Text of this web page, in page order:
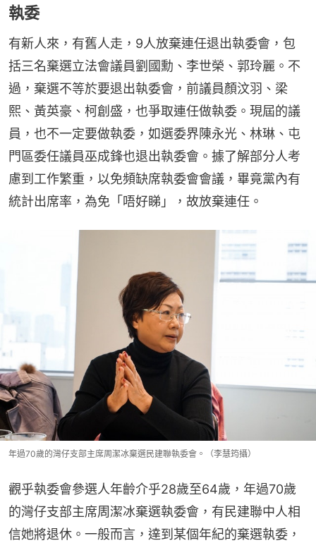
執委
有新人來，有舊人走，9人放棄連任退出執委會，包
括三名棄選立法會議員劉國勳、李世榮、郭玲麗。不
過，棄選不等於要退出執委會，前議員顏汶羽、梁
熙、黃英豪、柯創盛，也爭取連任做執委。現屆的議
員，也不一定要做執委，如選委界陳永光、林琳、屯
門區委任議員巫成鋒也退出執委會。據了解部分人考
慮到工作繁重，以免頻缺席執委會會議，畢竟黨內有
統計出席率，為免「唔好睇」，故放棄連任。
年過70歲的灣仔支部主席周潔冰棄選民建聯執委會。（李慧筠攝）
觀乎執委會參選人年齡介乎28歲至64歲，年過70歲
的灣仔支部主席周潔冰棄選執委會，有民建聯中人相
信她將退休。一般而言，達到某個年紀的棄選執委，